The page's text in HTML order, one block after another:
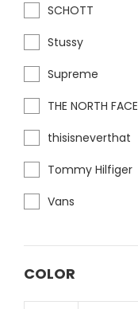
SCHOTT
Stussy
Supreme
THE NORTH FACE
thisisneverthat
Tommy Hilfiger
Vans
COLOR